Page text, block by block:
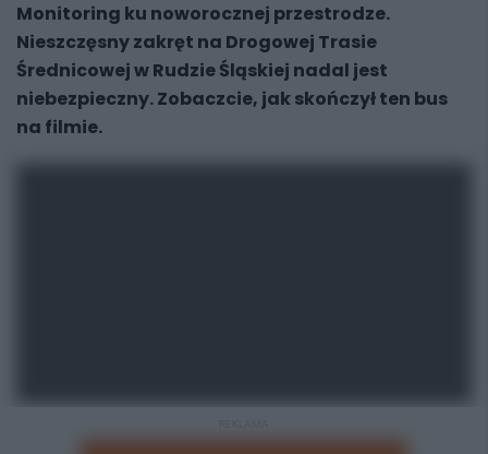
Monitoring ku noworocznej przestrodze.
Nieszczęsny zakręt na Drogowej Trasie
Średnicowej w Rudzie Śląskiej nadal jest
niebezpieczny. Zobaczcie, jak skończył ten bus
na filmie.